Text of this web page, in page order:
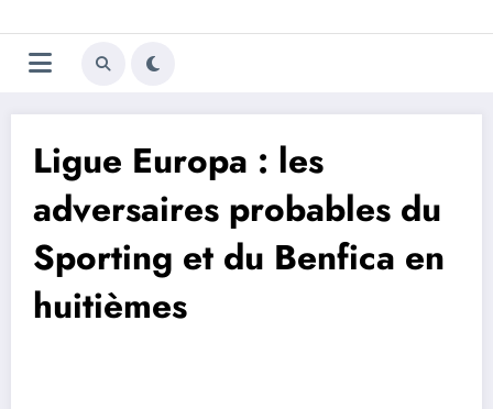
au
contenu
Trivela
L'actualité du football
Ligue Europa : les
adversaires probables du
Sporting et du Benfica en
huitièmes